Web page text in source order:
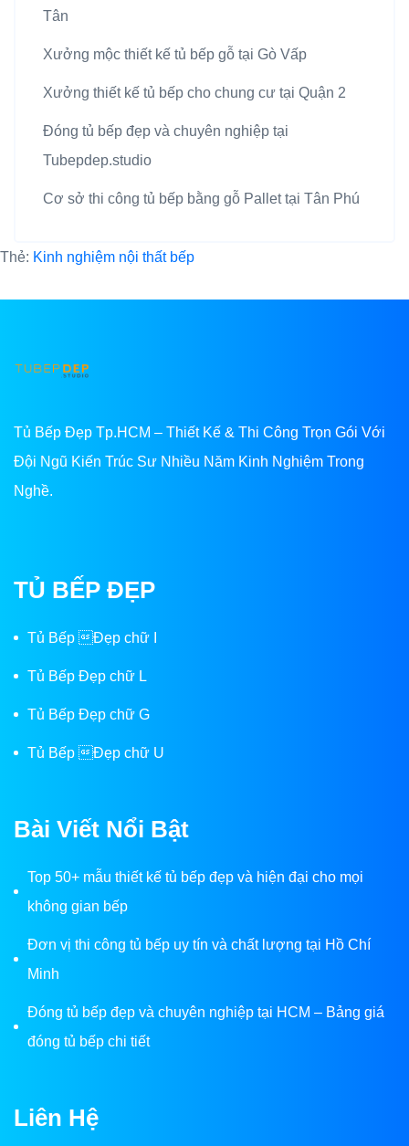
Tân
Xưởng mộc thiết kế tủ bếp gỗ tại Gò Vấp
Xưởng thiết kế tủ bếp cho chung cư tại Quận 2
Đóng tủ bếp đẹp và chuyên nghiệp tại
Tubepdep.studio
Cơ sở thi công tủ bếp bằng gỗ Pallet tại Tân Phú
Thẻ: Kinh nghiệm nội thất bếp
Tủ Bếp Đẹp Tp.HCM – Thiết Kế & Thi Công Trọn Gói Với
Đội Ngũ Kiến Trúc Sư Nhiều Năm Kinh Nghiệm Trong
Nghề.
TỦ BẾP ĐẸP
Tủ Bếp Đẹp chữ I
Tủ Bếp Đẹp chữ L
Tủ Bếp Đẹp chữ G
Tủ Bếp Đẹp chữ U
Bài Viết Nổi Bật
Top 50+ mẫu thiết kế tủ bếp đẹp và hiện đại cho mọi
không gian bếp
Đơn vị thi công tủ bếp uy tín và chất lượng tại Hồ Chí
Minh
Đóng tủ bếp đẹp và chuyên nghiệp tại HCM – Bảng giá
đóng tủ bếp chi tiết
Liên Hệ